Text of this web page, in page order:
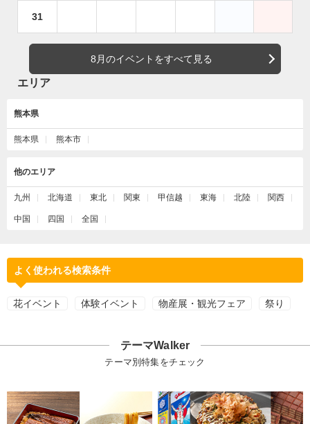
31
8月のイベントをすべて見る
エリア
熊本県
熊本県 熊本市
他のエリア
九州 北海道 東北 関東 甲信越 東海 北陸 関西
中国 四国 全国
よく使われる検索条件
花イベント 体験イベント 物産展・観光フェア 祭り
テーマWalker
テーマ別特集をチェック